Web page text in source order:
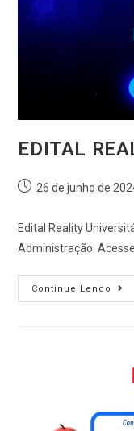
EDITAL
26 de junho de
Edital Reality
Administração.
Continue Lendo